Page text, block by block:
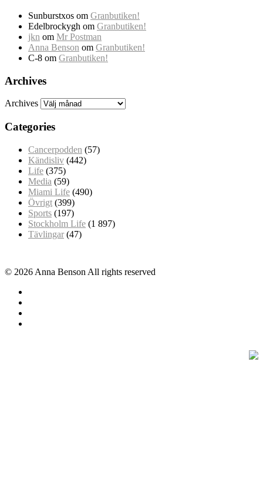
Sunburstxos om Granbutiken!
Edelbrockygh om Granbutiken!
jkn om Mr Postman
Anna Benson om Granbutiken!
C-8 om Granbutiken!
Archives
Archives
Categories
Cancerpodden (57)
Kändisliv (442)
Life (375)
Media (59)
Miami Life (490)
Övrigt (399)
Sports (197)
Stockholm Life (1 897)
Tävlingar (47)
© 2026 Anna Benson All rights reserved